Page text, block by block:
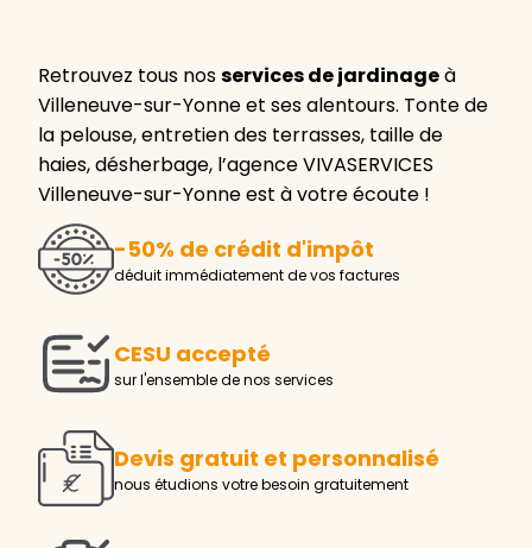
Retrouvez tous nosservices de jardinageà
Villeneuve-sur-Yonne et ses alentours. Tonte de
la pelouse, entretien des terrasses, taille de
haies, désherbage, l’agence VIVASERVICES
Villeneuve-sur-Yonne est à votre écoute !
-50% de crédit d'impôt
déduit immédiatement de vos factures
CESU accepté
sur l'ensemble de nos services
Devis gratuit et personnalisé
nous étudions votre besoin gratuitement